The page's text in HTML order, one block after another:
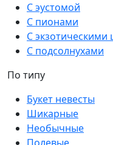
С эустомой
С пионами
С экзотическими
С подсолнухами
По типу
Букет невесты
Шикарные
Необычные